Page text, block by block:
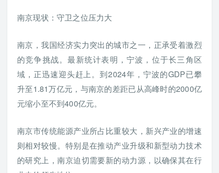
南京现状：守卫之位压力大
南京，我国经济实力突出的城市之一，正承受着激烈
的竞争挑战。最新统计表明，宁波，位于长三角区
域，正迅速迎头赶上。到2024年，宁波的GDP已攀
升至1.81万亿元，与南京的差距已从高峰时的2000亿
元缩小至不到400亿元。
南京市传统能源产业所占比重较大，新兴产业的增速
则相对较慢。特别是在推动产业升级和新型动力技术
的研究上，南京迫切需要新的动力源，以确保其在行